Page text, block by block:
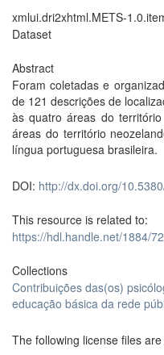
xmlui.dri2xhtml.METS-
Dataset
Abstract
Foram coletadas e
de 121 descrições de
às quatro áreas do
áreas do território
língua portuguesa brasileira.
DOI: http://dx.doi.org/
This resource is related to:
https://hdl.handle.net/1884/
Collections
Contribuições das(os)
educação básica da rede
The following license files